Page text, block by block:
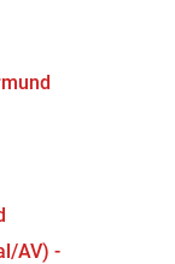
AV) -